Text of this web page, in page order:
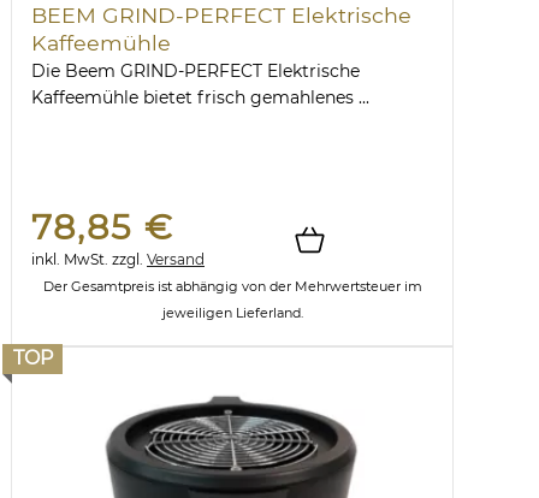
BEEM GRIND-PERFECT Elektrische
Kaffeemühle
Die Beem GRIND-PERFECT Elektrische
Kaffeemühle bietet frisch gemahlenes ...
78,85 €
inkl. MwSt. zzgl. Versand
Der Gesamtpreis ist abhängig von der Mehrwertsteuer im
jeweiligen Lieferland.
TOP